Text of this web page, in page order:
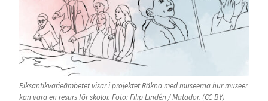
Riksantikvarieämbetet visar i projektet Räkna med museerna hur museer
kan vara en resurs för skolor. Foto: Filip Lindén / Matador. (CC BY)